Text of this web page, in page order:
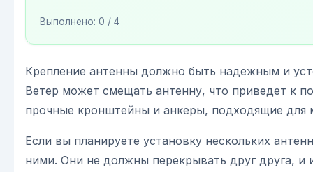
Выполнено: 0 / 4
Крепление антенны должно быть надежным и
Ветер может смещать антенну, что приведет к
прочные кронштейны и анкеры, подходящие для
Если вы планируете установку нескольких
ними. Они не должны перекрывать друг друга, и